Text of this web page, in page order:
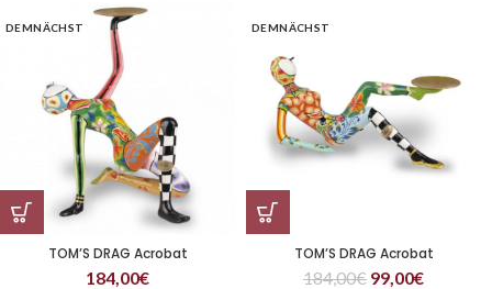
DEMNÄCHST
TOM’S DRAG Acrobat
184,00€
DEMNÄCHST
TOM’S DRAG Acrobat
184,00€ 99,00€